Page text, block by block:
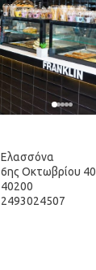
Ελασσόνα
6ης Οκτωβρίου 40
40200
2493024507